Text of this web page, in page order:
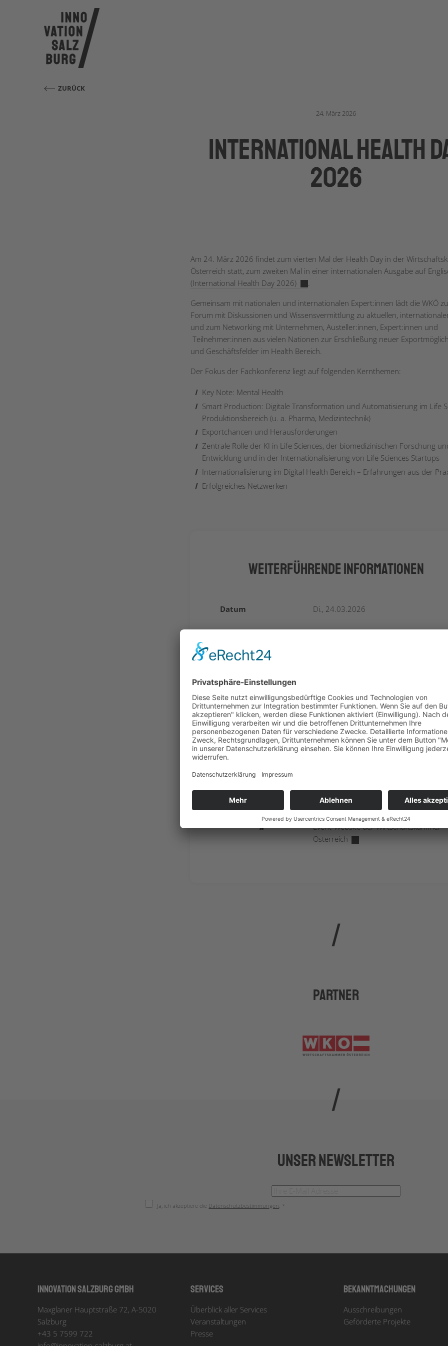
ZURÜCK
24. März 2026
International Health
2026
Am 24. März 2026 findet zum vierten Mal der Health Day in der
Österreich statt, zum zweiten Mal in einer internationalen Ausgabe auf
(International Health Day 2026)
.
Gemeinsam mit nationalen und internationalen Expert:innen lädt die WKÖ
Forum mit Diskussionen und Wissensvermittlung zu aktuellen,
und zum Networking mit Unternehmen, Austeller:innen, Expert:innen und
Teilnehmer:innen aus vielen Nationen zur Erschließung neuer
und Geschäftsfelder im Health Bereich.
Der Fokus der Fachkonferenz liegt auf folgenden Kernthemen:
Key Note: Mental Health
Smart Production: Digitale Transformation und Automatisierung im Life
Produktionsbereich (u. a. Pharma, Medizintechnik)
Exportchancen und Herausforderungen
Zentrale Rolle der KI in Life Sciences, der biomedizinischen Forschung
Entwicklung und in der Internationalisierung von Life Sciences Startups
Internationalisierung im Digital Health Bereich – Erfahrungen aus der
Erfolgreiches Netzwerken
Weiterführende Informationen
Datum Di., 24.03.2026
Adresse
Zielgruppe
Fachpublikum aus dem Gesundheits-
und Life Sciences Sektor
Kontakt und
Programm und Anmeldung auf der
Event-Website der Wirtschaftskammer
Österreich
Partner
Unser Newsletter
Ja, ich akzeptiere die Datenschutzbestimmungen . *
Innovation Salzburg GmbH
Maxglaner Hauptstraße 72, A-5020
Salzburg
+43 5 7599 722
Services
Überblick aller Services
Veranstaltungen
Presse
Bekanntmachungen
Ausschreibungen
Geförderte Projekte